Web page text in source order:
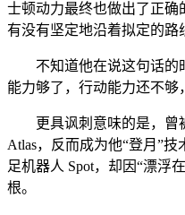
士顿动力最终也做出了正确
有没有坚定地沿着拟定的路
不知道他在说这句话的
能力够了，行动能力还不够
更具讽刺意味的是，曾
Atlas，反而成为他“登月”
足机器人 Spot，却因“漂浮
根。